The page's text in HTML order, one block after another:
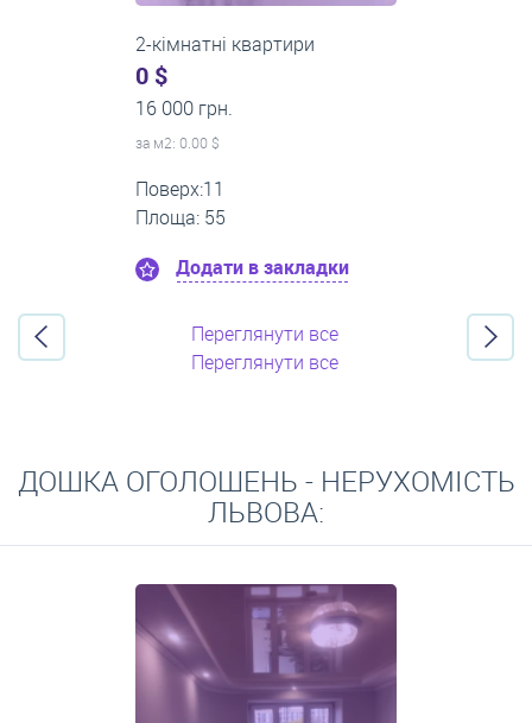
2-кімнатні квартири
0 $
14 000 грн.
за м2: 0.00 $
Поверх:5
Площа: 50
Додати в закладки
Переглянути все
Переглянути все
ДОШКА ОГОЛОШЕНЬ - НЕРУХОМІСТЬ
ЛЬВОВА: